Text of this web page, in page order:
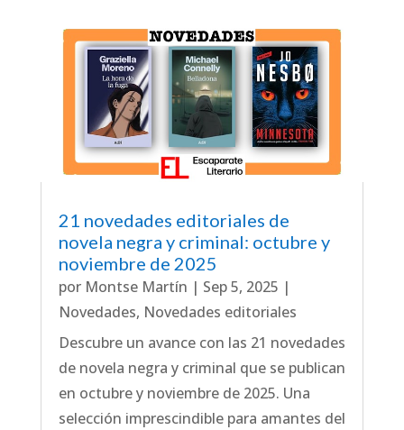
21 novedades editoriales de
novela negra y criminal: octubre y
noviembre de 2025
por Montse Martín | Sep 5, 2025 |
Novedades, Novedades editoriales
Descubre un avance con las 21 novedades
de novela negra y criminal que se publican
en octubre y noviembre de 2025. Una
selección imprescindible para amantes del